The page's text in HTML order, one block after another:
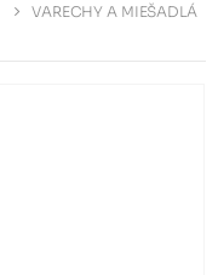
VARECHY A MIEŠADLÁ